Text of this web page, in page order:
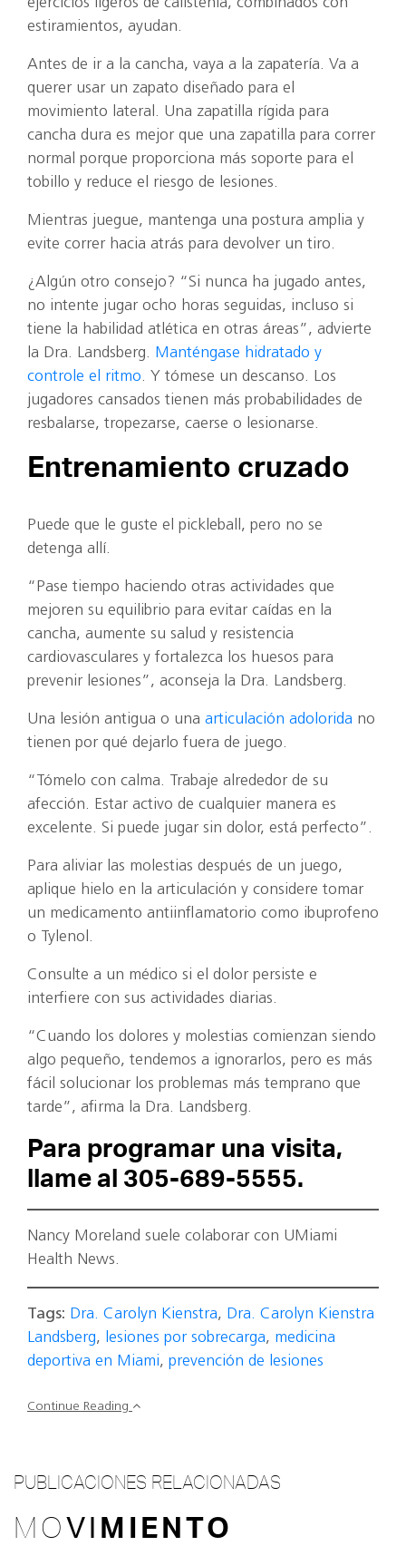
ejercicios ligeros de calistenia, combinados con
estiramientos, ayudan.
Antes de ir a la cancha, vaya a la zapatería. Va a
querer usar un zapato diseñado para el
movimiento lateral. Una zapatilla rígida para
cancha dura es mejor que una zapatilla para correr
normal porque proporciona más soporte para el
tobillo y reduce el riesgo de lesiones.
Mientras juegue, mantenga una postura amplia y
evite correr hacia atrás para devolver un tiro.
¿Algún otro consejo? “Si nunca ha jugado antes,
no intente jugar ocho horas seguidas, incluso si
tiene la habilidad atlética en otras áreas”, advierte
la Dra. Landsberg. Manténgase hidratado y
controle el ritmo. Y tómese un descanso. Los
jugadores cansados tienen más probabilidades de
resbalarse, tropezarse, caerse o lesionarse.
Entrenamiento cruzado
Puede que le guste el pickleball, pero no se
detenga allí.
“Pase tiempo haciendo otras actividades que
mejoren su equilibrio para evitar caídas en la
cancha, aumente su salud y resistencia
cardiovasculares y fortalezca los huesos para
prevenir lesiones”, aconseja la Dra. Landsberg.
Una lesión antigua o una articulación adolorida no
tienen por qué dejarlo fuera de juego.
“Tómelo con calma. Trabaje alrededor de su
afección. Estar activo de cualquier manera es
excelente. Si puede jugar sin dolor, está perfecto”.
Para aliviar las molestias después de un juego,
aplique hielo en la articulación y considere tomar
un medicamento antiinflamatorio como ibuprofeno
o Tylenol.
Consulte a un médico si el dolor persiste e
interfiere con sus actividades diarias.
“Cuando los dolores y molestias comienzan siendo
algo pequeño, tendemos a ignorarlos, pero es más
fácil solucionar los problemas más temprano que
tarde”, afirma la Dra. Landsberg.
Para programar una visita,
llame al 305-689-5555.
Nancy Moreland suele colaborar con UMiami
Health News.
Tags: Dra. Carolyn Kienstra, Dra. Carolyn Kienstra
Landsberg, lesiones por sobrecarga, medicina
deportiva en Miami, prevención de lesiones
Continue Reading
PUBLICACIONES RELACIONADAS
MO VI MIENTO